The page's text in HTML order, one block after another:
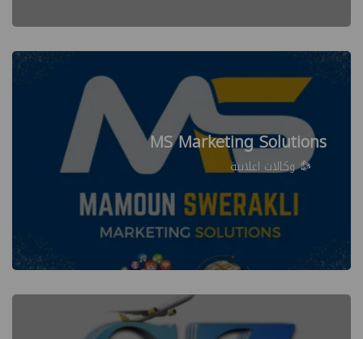
MS Marketing Solutions
وكالات اعلانية